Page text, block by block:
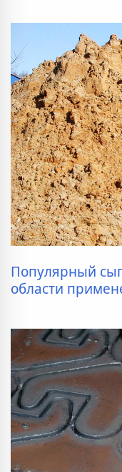
Популярный
области